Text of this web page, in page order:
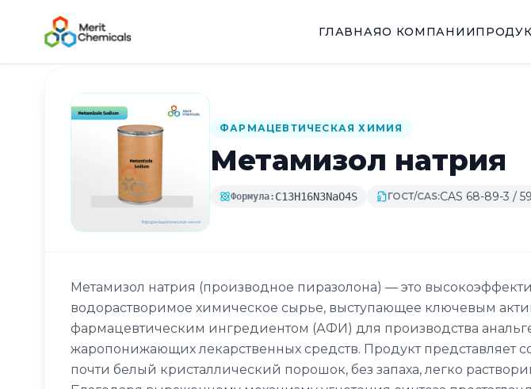
ГЛАВНАЯО КОМПАНИИ
Назад в каталог
ФАРМАЦЕВТИЧЕСКАЯ ХИМИЯ
Метамизол натрия
Формула: C13H16N3NaO4S ГОСТ/CAS:CAS 68-89-3 /
Метамизол натрия (производное пиразолона) — это
водорастворимое химическое сырье, выступающее ключевым
фармацевтическим ингредиентом (АФИ) для производства
жаропонижающих лекарственных средств. Продукт представляет
почти белый кристаллический порошок, без запаха, легко